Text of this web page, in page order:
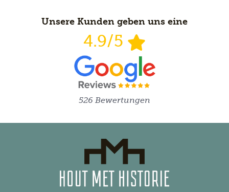
Unsere Kunden geben uns eine
4.9/5
526 Bewertungen